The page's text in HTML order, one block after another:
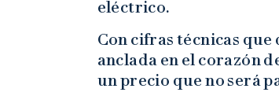
eléctrico.
Con cifras técnicas
anclada en el corazón
un precio que no será